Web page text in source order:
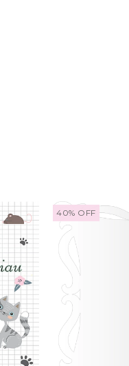
40% OFF